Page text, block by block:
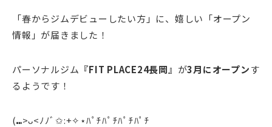
「春からジムデビューしたい方」に、嬉しい「オープン
情報」が届きました！
パーソナルジム 『FIT PLACE24長岡 』 が3月にオープンす
るようです！
(⑉>ᴗ<ﾉﾉﾞ✩:+✧︎⋆ﾊﾟﾁﾊﾟﾁﾊﾟﾁﾊﾟﾁ